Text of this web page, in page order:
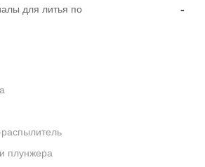
для литья по -
плунжера